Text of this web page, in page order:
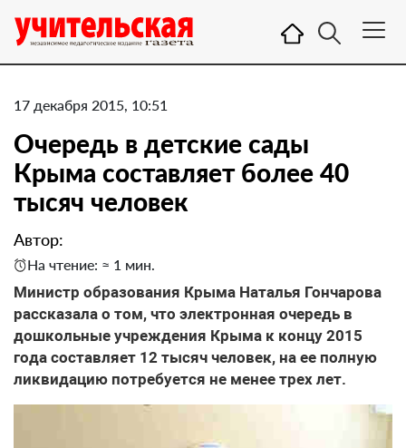
17 декабря 2015, 10:51
Очередь в детские сады
Крыма составляет более 40
тысяч человек
Автор:
На чтение: ≈ 1 мин.
Министр образования Крыма Наталья Гончарова
рассказала о том, что электронная очередь в
дошкольные учреждения Крыма к концу 2015
года составляет 12 тысяч человек, на ее полную
ликвидацию потребуется не менее трех лет.